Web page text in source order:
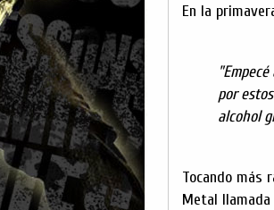
En la
por
alcohol
Tocando más
Metal